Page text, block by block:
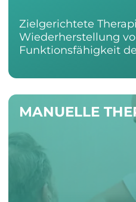
Zielgerichtete
Wiederherstellung
Funktionsfähigkeit
MANUELLE